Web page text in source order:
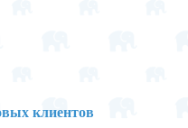
клиентов